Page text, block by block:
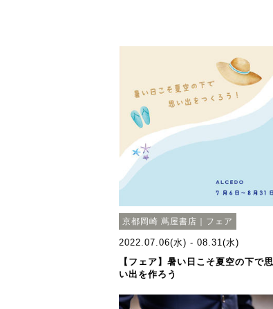
京都岡崎 蔦屋書店｜フェア
2022.07.06(水) - 08.31(水)
【フェア】暑い日こそ夏空の下で思
い出を作ろう